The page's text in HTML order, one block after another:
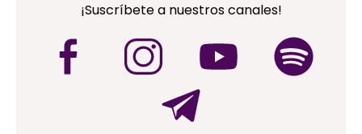
¡Suscríbete a nuestros canales!